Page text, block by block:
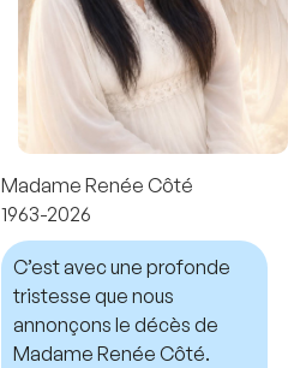
Madame Renée Côté
1963-2026
C’est avec une profonde
tristesse que nous
annonçons le décès de
Madame Renée Côté.